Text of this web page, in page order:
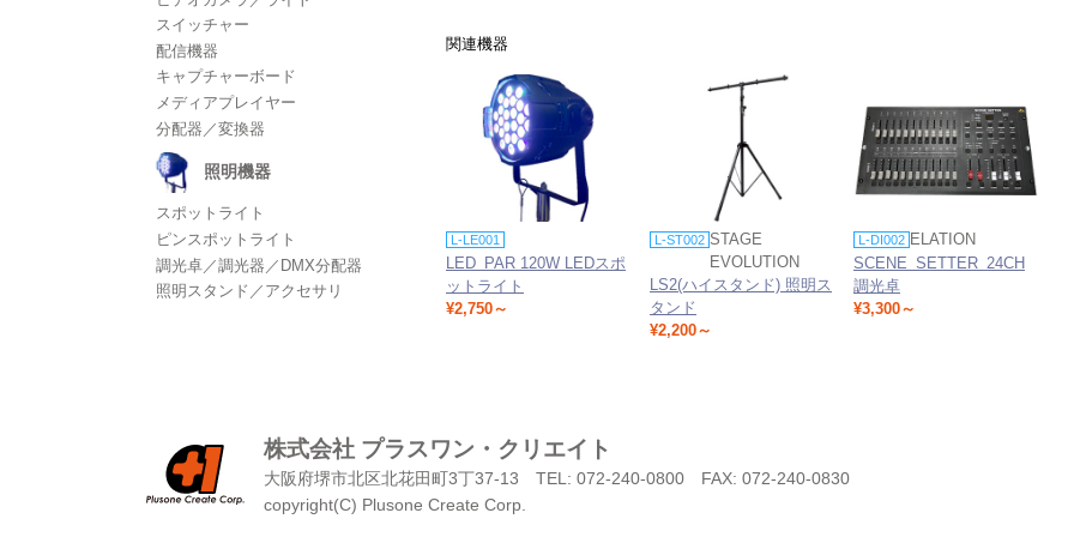
スイッチャー
配信機器
キャプチャーボード
メディアプレイヤー
分配器／変換器
照明機器
スポットライト
ピンスポットライト
調光卓／調光器／DMX分配器
照明スタンド／アクセサリ
関連機器
L-LE001
LED PAR 120W LEDスポ
ットライト
¥2,750～
L-ST002 STAGE
EVOLUTION
LS2(ハイスタンド) 照明ス
タンド
¥2,200～
L-DI002 ELATION
SCENE SETTER 24CH
調光卓
¥3,300～
株式会社 プラスワン・クリエイト
大阪府堺市北区北花田町3丁37-13 TEL: 072-240-0800 FAX: 072-240-0830
copyright(C) Plusone Create Corp.